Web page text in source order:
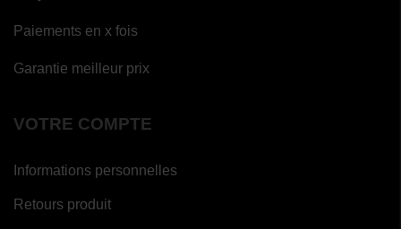
Paiements en x fois
Garantie meilleur prix
VOTRE COMPTE
Informations personnelles
Retours produit